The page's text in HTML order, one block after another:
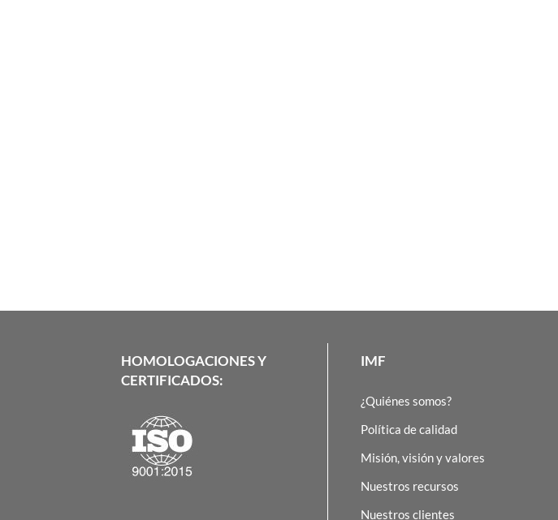
HOMOLOGACIONES Y
CERTIFICADOS:
IMF
¿Quiénes somos?
Política de calidad
Misión, visión y valores
Nuestros recursos
Nuestros clientes